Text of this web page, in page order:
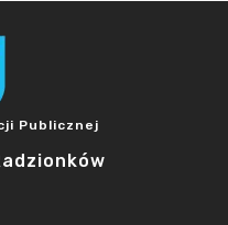
Publicznej